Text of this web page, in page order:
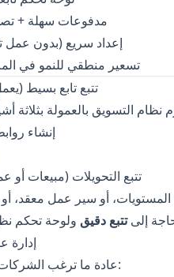
مدفوعات سهلة +
إعداد سريع (بدون عمل
تسعير منطقي للنمو في
1) تتبع تابع بسيط
إنشاء
تتبع التحويلات (مبيعات أو
المستويات، أو سير عمل معقد،
إلىتتبع دقيق
2)
عادة ما ترغب الشركات الصغيرة في: